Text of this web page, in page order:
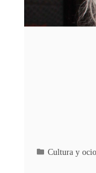
Cultura y ocio